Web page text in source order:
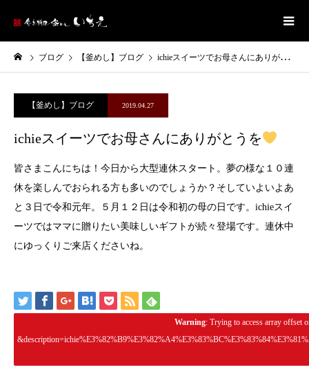
ブログ 【釜めし】ブログ ichieスイーツでお母さんにありがとうを
【釜めし】ブログ 2019.04.27
ichieスイーツでお母さんにありがとうを
皆さまこんにちは！今日から大型連休スタート。夢の様な１０連
休を楽しんでおられる方も多いのでしょうか？そしていよいよあ
と３日で令和元年。５月１２日は令和初の母の日です。ichieスイ
ーツではママに贈りたい美味しいギフトが続々登場です。連休中
にゆっくりご来店くださいね。
Warning: Trying to access array offset